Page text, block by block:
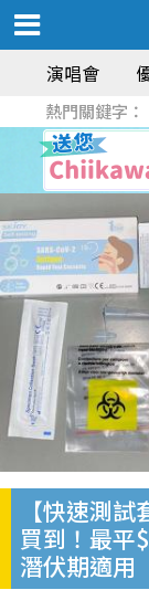
演唱會
熱門關鍵字：
【快速測
買到！最平
潛伏期適用